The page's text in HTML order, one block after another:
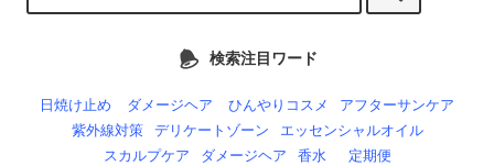
検索注目ワード
日焼け止め ダメージヘア ひんやりコスメ
アフターサンケア
紫外線対策
デリケートゾーン
エッセンシャルオイル
スカルプケア
ダメージヘア 香水 定期便